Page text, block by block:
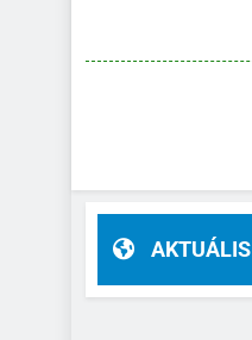
AKTUÁLIS
helyettes